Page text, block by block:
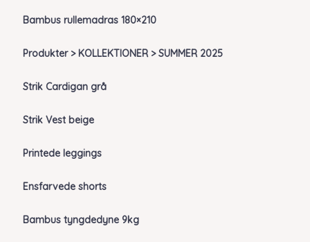
Bambus rullemadras 180×210
Produkter > KOLLEKTIONER > SUMMER 2025
Strik Cardigan grå
Strik Vest beige
Printede leggings
Ensfarvede shorts
Bambus tyngdedyne 9kg